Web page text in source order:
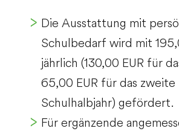
Die Ausstattung mit
Schulbedarf wird mit
jährlich (130,00 EUR für
65,00 EUR für das zweite
Schulhalbjahr) gefördert.
Für ergänzende